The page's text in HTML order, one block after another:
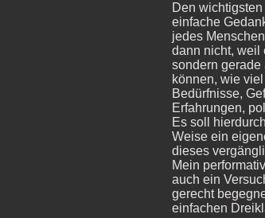
Den
einfache
jedes
dann nicht, weil
sondern
können, wie
Bedürfnisse,
Erfahrungen,
Es soll
Weise ein
dieses
Mein
auch ein
gerecht
einfachen